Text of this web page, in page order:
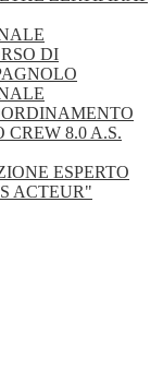
DI
CREW 8.0 A.S.
ESPERTO
ACTEUR"